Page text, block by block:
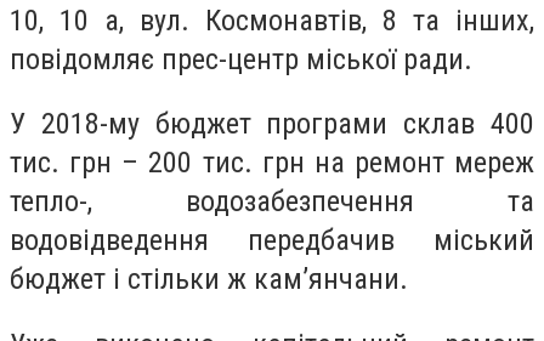
10, 10 а, вул. Космонавтів, 8 та інших,
повідомляє прес-центр міської ради.
У 2018-му бюджет програми склав 400
тис. грн – 200 тис. грн на ремонт мереж
тепло-, водозабезпечення та
водовідведення передбачив міський
бюджет і стільки ж кам’янчани.